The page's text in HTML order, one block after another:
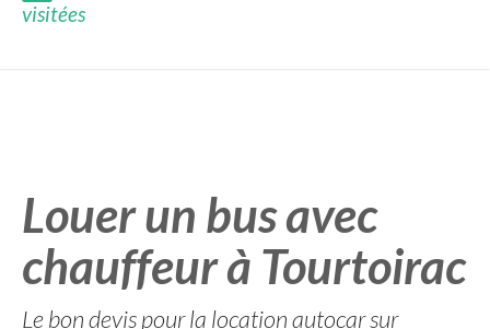
visitées
Louer un bus avec
chauffeur à Tourtoirac
Le bon devis pour la location autocar sur